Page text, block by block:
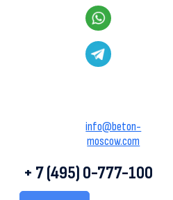
info@beton-
moscow.com
+ 7 (495) 0-777-100